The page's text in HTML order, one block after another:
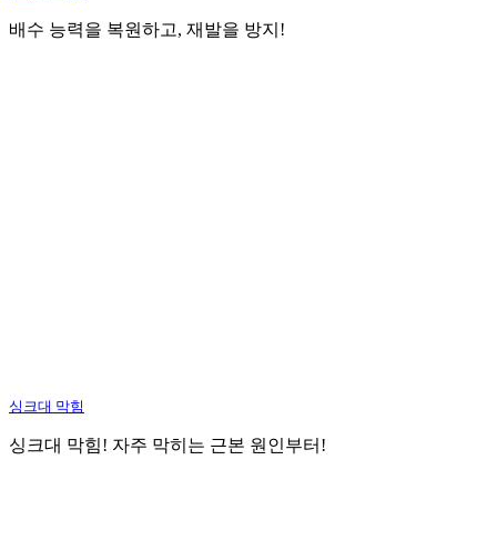
배수 능력을 복원하고, 재발을 방지!
싱크대 막힘
싱크대 막힘! 자주 막히는 근본 원인부터!